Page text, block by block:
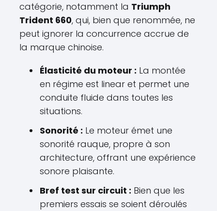
catégorie, notamment la Triumph
Trident 660, qui, bien que renommée, ne
peut ignorer la concurrence accrue de
la marque chinoise.
Élasticité du moteur : La montée
en régime est linear et permet une
conduite fluide dans toutes les
situations.
Sonorité : Le moteur émet une
sonorité rauque, propre à son
architecture, offrant une expérience
sonore plaisante.
Bref test sur circuit : Bien que les
premiers essais se soient déroulés